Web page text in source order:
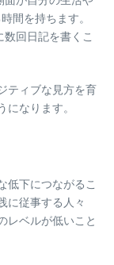
間を持ちます。
回日記を書くこ
ティブな見方を育
なります。
低下につながるこ
に従事する人々
レベルが低いこと